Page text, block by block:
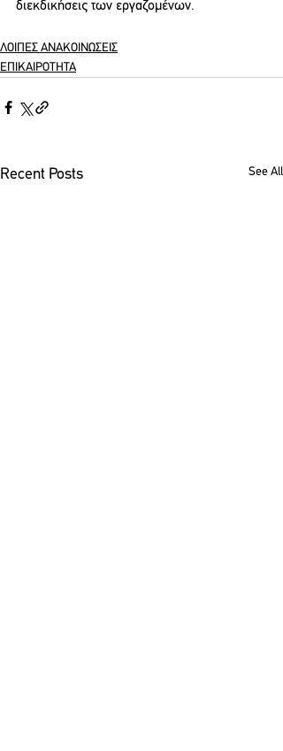
διεκδικήσεις των εργαζομένων.
ΛΟΙΠΕΣ ΑΝΑΚΟΙΝΩΣΕΙΣ
ΕΠΙΚΑΙΡΟΤΗΤΑ
Recent Posts See All